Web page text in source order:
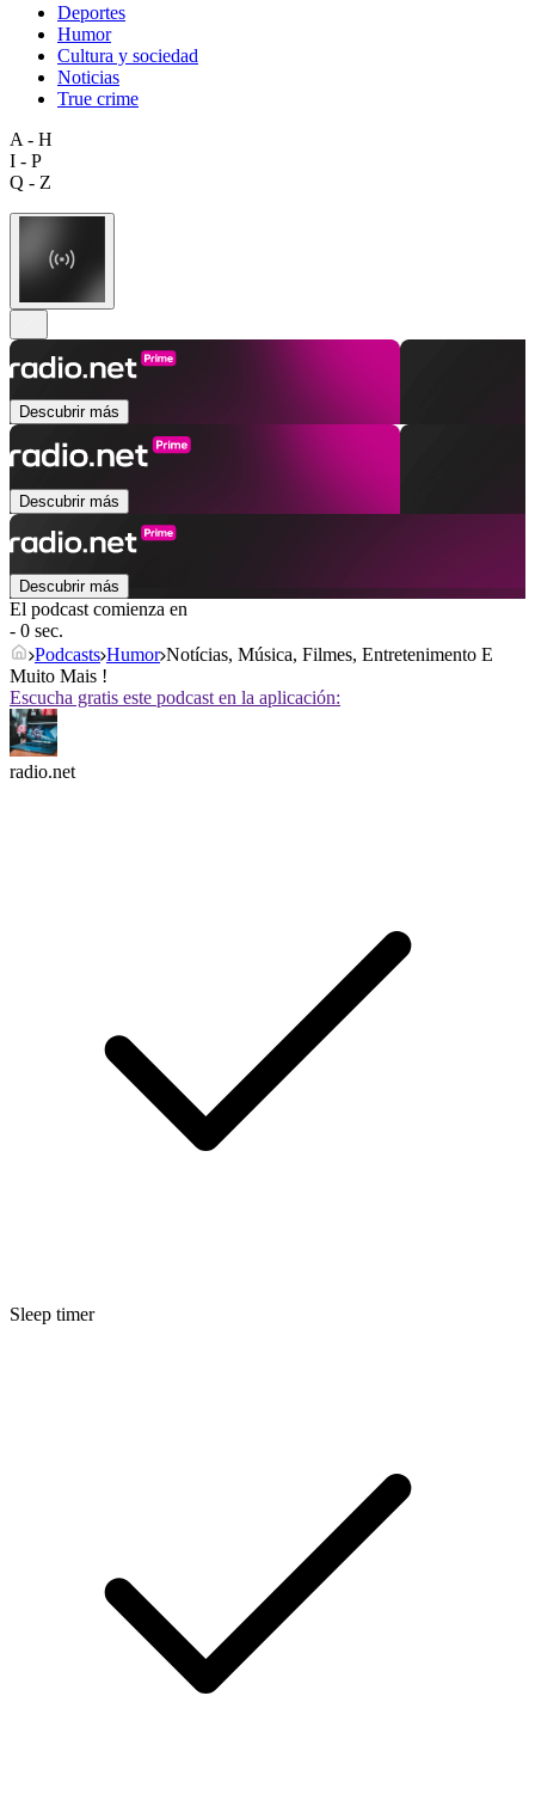
Deportes
Humor
Cultura y sociedad
Noticias
True crime
A - H
I - P
Q - Z
Descubrir más
Descubrir más
Descubrir más
El podcast comienza en
- 0 sec.
Podcasts Humor Notícias, Música, Filmes, Entretenimento E
Muito Mais !
Escucha gratis este podcast en la aplicación:
radio.net
Sleep timer